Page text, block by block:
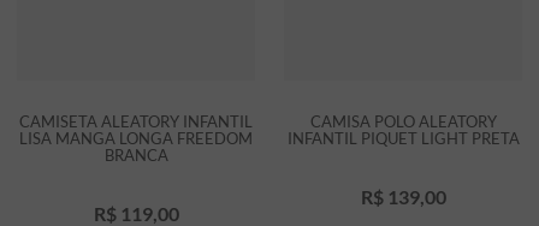
CAMISETA ALEATORY INFANTIL
LISA MANGA LONGA FREEDOM
BRANCA
R$ 119,00
CAMISA POLO ALEATORY
INFANTIL PIQUET LIGHT PRETA
R$ 139,00